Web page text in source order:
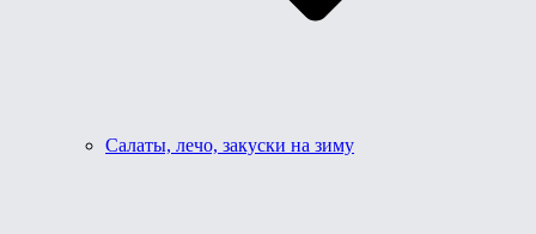
Салаты, лечо, закуски на зиму